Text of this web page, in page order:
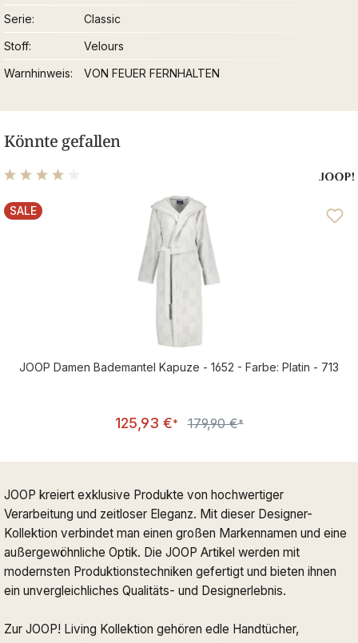
Serie
Classic
Stoff
Velours
Warnhinweis
VON FEUER FERNHALTEN
Könnte gefallen
Durchschnittliche Bewertung von 4 von 5 Sternen
RABATT
SALE
JOOP Damen Bademantel Kapuze - 1652 - Farbe: Platin - 713
125,93 €* Regulärer Preis:
179,90 €*
JOOP kreiert exklusive Produkte von hochwertiger
Verarbeitung und zeitloser Eleganz. Mit dieser Designer-
Kollektion verbindet man einen großen Markennamen und eine
außergewöhnliche Optik. Die JOOP Artikel werden mit
modernsten Produktionstechniken gefertigt und bieten ihnen
ein unvergleichliches Qualitäts- und Designerlebnis.
Zur JOOP! Living Kollektion gehören edle Handtücher,